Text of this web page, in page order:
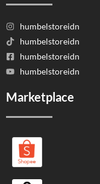
humbelstoreidn
humbelstoreidn
humbelstoreidn
humbelstoreidn
Marketplace